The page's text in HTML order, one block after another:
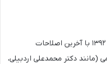
دکتر محمدعلی اردبیلی،